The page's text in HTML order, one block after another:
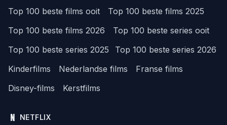
Top 100 beste films ooit
Top 100 beste films 2025
Top 100 beste films 2026
Top 100 beste series ooit
Top 100 beste series 2025
Top 100 beste series 2026
Kinderfilms
Nederlandse films
Franse films
Disney-films
Kerstfilms
NETFLIX